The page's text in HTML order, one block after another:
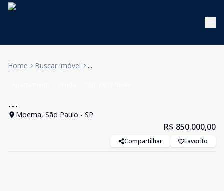
Home Buscar imóvel ...
...
Moema, São Paulo - SP
R$ 850.000,00
Compartilhar Favorito